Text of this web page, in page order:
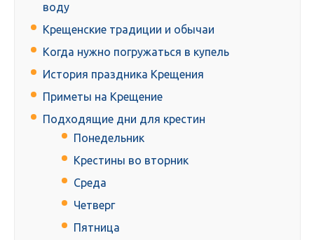
воду
Крещенские традиции и обычаи
Когда нужно погружаться в купель
История праздника Крещения
Приметы на Крещение
Подходящие дни для крестин
Понедельник
Крестины во вторник
Среда
Четверг
Пятница